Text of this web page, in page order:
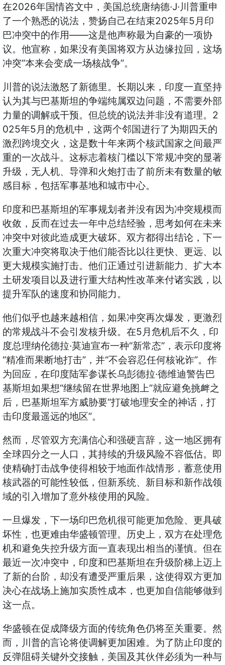
在2026年国情咨文中，美国总统唐纳德·J·川普重申
了一个熟悉的说法，赞扬自己在结束2025年5 月印
巴冲突中的作用——这是他声称最为自豪的一项协
议。他宣称，如果没有美国将双方从边缘拉回，这场
冲突“本来会变成一场核战争”。
川普的说法激怒了新德里。长期以来，印度一直坚持
认为其与巴基斯坦的争端纯属双边问题，不需要外部
力量的调解或干预。但总统的说法并非没有道理。 2
025年5 月的危机中，这两个邻国进行了为期四天的
激烈跨境交火，这是数十年来两个核武国家之间最严
重的一次战斗。这标志着核门槛以下常规冲突的显著
升级，无人机、导弹和火炮打击了前所未有数量的敏
感目标，包括军事基地和城市中心。
印度和巴基斯坦的军事规划者并没有因为冲突规模而
收敛，反而在过去一年中总结经验，思考如何在未来
冲突中对彼此造成更大破坏。双方都得出结论，下一
次重大冲突将取决于他们能否比以往更快、更远、以
更大规模实施打击。他们正通过引进新能力、扩大本
土研发项目以及进行重大结构性改革来付诸实践，以
提升军队的速度和协同能力。
他们似乎也越来越相信，如果冲突再次爆发，更激烈
的常规战斗不会引发核升级。在5 月危机后不久，印
度总理纳伦德拉·莫迪宣布一种“新常态”，表示印度将
“精准而果断地打击”，并“不会容忍任何核讹诈”。作
为回应，在印度陆军参谋长乌彭德拉·德维迪警告巴
基斯坦如果想“继续留在世界地图上”就应避免挑衅之
后，巴基斯坦军方威胁要“打破地理安全的神话，打
击印度最遥远的地区”。
然而，尽管双方充满信心和强硬言辞，这一地区拥有
全球四分之一人口，其持续的升级风险不容低估。即
使精确打击战争使得相较于地面作战情形，蓄意使用
核武器的可能性较低，但新系统、新目标和新作战领
域的引入增加了意外核使用的风险。
一旦爆发，下一场印巴危机很可能更加危险、更具破
坏性，也更难由华盛顿管理。历史上，双方在处理危
机和避免失控升级方面一直表现出相当的谨慎。但在
最近一次冲突中，印度和巴基斯坦在升级阶梯上迈上
了新的台阶，却没有遭受严重后果，这使得双方更加
决心在战场上施加实质性成本，也更加自信能够做到
这一点。
华盛顿在促成降级方面的传统角色仍将至关重要。然
而，川普的言论将使调解更加困难。为了防止印度的
反弹阻碍关键外交接触，美国及其伙伴必须为一种与